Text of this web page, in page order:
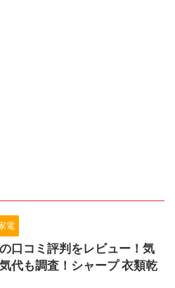
電
口コミ評判をレビュー！気
代も調査！シャープ 衣類乾